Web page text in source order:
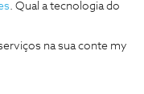
. Qual a tecnologia do
na sua conte my